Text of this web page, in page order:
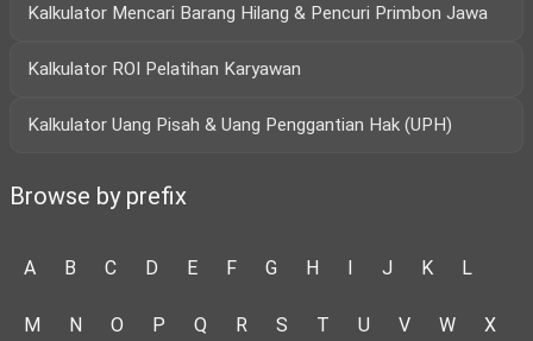
Kalkulator Mencari Barang Hilang & Pencuri Primbon Jawa
Kalkulator ROI Pelatihan Karyawan
Kalkulator Uang Pisah & Uang Penggantian Hak (UPH)
Browse by prefix
A B C D E F G H I J K L
M N O P Q R S T U V W X